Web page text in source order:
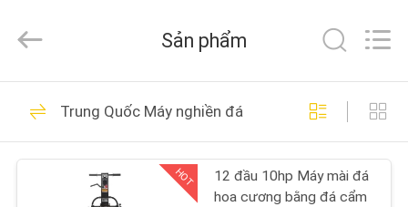
TRANG
CHỦ
Dongguan
Merrock
All
Reserved.
Máy đánh bóng sàn
đá
260
Sản phẩm
Trung Quốc Máy nghiền đá
HOT
12 đầu 10hp Máy mài đá
hoa cương bằng đá cẩm